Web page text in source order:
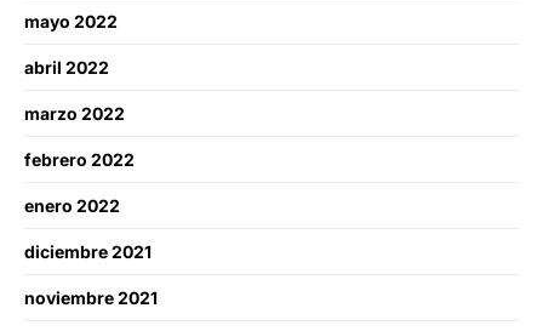
mayo 2022
abril 2022
marzo 2022
febrero 2022
enero 2022
diciembre 2021
noviembre 2021